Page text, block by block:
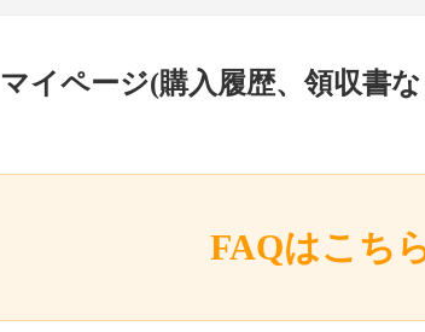
マイページ(購入履歴、領収書
FAQはこち